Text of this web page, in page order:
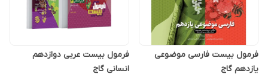
فرمول بیست فارسی موضوعی
یازدهم گاج
فرمول بیست عربی دوازدهم
انسانی گاج